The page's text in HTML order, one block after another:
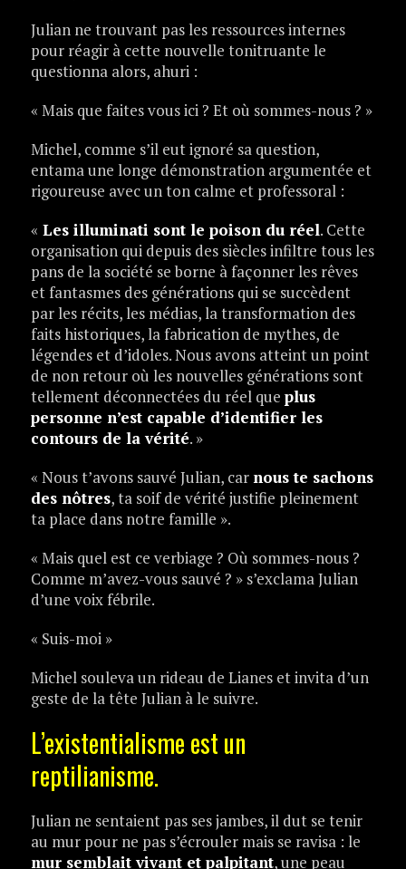
Julian ne trouvant pas les ressources internes
pour réagir à cette nouvelle tonitruante le
questionna alors, ahuri :
« Mais que faites vous ici ? Et où sommes-nous ? »
Michel, comme s’il eut ignoré sa question,
entama une longe démonstration argumentée et
rigoureuse avec un ton calme et professoral :
« Les illuminati sont le poison du réel. Cette
organisation qui depuis des siècles infiltre tous les
pans de la société se borne à façonner les rêves
et fantasmes des générations qui se succèdent
par les récits, les médias, la transformation des
faits historiques, la fabrication de mythes, de
légendes et d’idoles. Nous avons atteint un point
de non retour où les nouvelles générations sont
tellement déconnectées du réel que plus
personne n’est capable d’identifier les
contours de la vérité. »
« Nous t’avons sauvé Julian, car nous te sachons
des nôtres, ta soif de vérité justifie pleinement
ta place dans notre famille ».
« Mais quel est ce verbiage ? Où sommes-nous ?
Comme m’avez-vous sauvé ? » s’exclama Julian
d’une voix fébrile.
« Suis-moi »
Michel souleva un rideau de Lianes et invita d’un
geste de la tête Julian à le suivre.
L’existentialisme est un
reptilianisme.
Julian ne sentaient pas ses jambes, il dut se tenir
au mur pour ne pas s’écrouler mais se ravisa : le
mur semblait vivant et palpitant, une peau